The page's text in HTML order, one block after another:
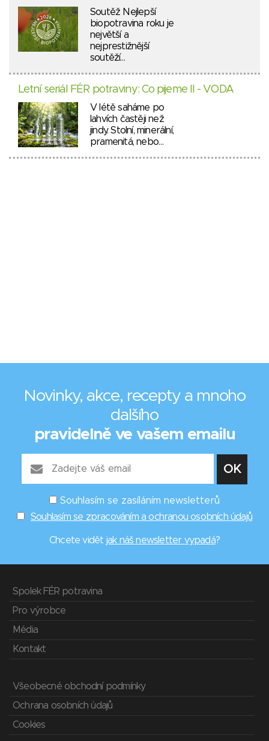
Soutěž Nejlepší
biopotravina roku je
největší a
nejprestižnější
soutěží…
Letní seriál FÉR potraviny: Co pijeme II - VODA
V létě saháme po
lahvích častěji než
jindy. Stolní, minerální,
pramenitá, nebo…
Novinky, akce, recepty a mnoho
dalšího
pravidelně ve vašem emailu
Souhlasím se zasíláním newsletterů
Souhlasím se zpracováním a ochranou osobních údajů
Chcete vidět jak náš newsletter vypadá?
Spolek FÉR potravina
Pro výrobce
Média
Kontakt
Všeobecné obchodní podmínky
Ochrana osobních údajů
Cookies